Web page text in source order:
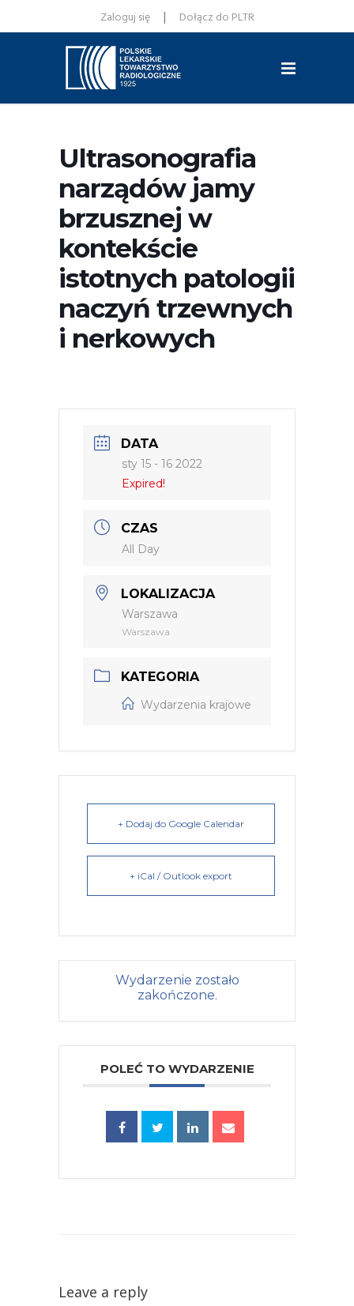
Zaloguj się | Dołącz do PLTR
Ultrasonografia
narządów jamy
brzusznej w
kontekście
istotnych patologii
naczyń trzewnych
i nerkowych
DATA
sty 15 - 16 2022
Expired!
CZAS
All Day
LOKALIZACJA
Warszawa
Warszawa
KATEGORIA
Wydarzenia krajowe
+ Dodaj do Google Calendar
+ iCal / Outlook export
Wydarzenie zostało
zakończone.
POLEĆ TO WYDARZENIE
Leave a reply